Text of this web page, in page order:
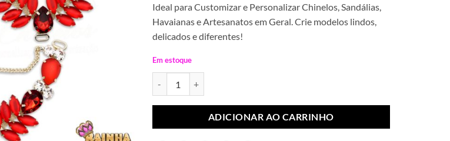
Ideal para Customizar e Personalizar Chinelos, Sandálias,
Havaianas e Artesanatos em Geral. Crie modelos lindos,
delicados e diferentes!
Em estoque
ADICIONAR AO CARRINHO